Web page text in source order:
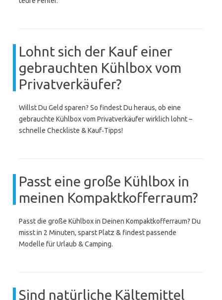
Lohnt sich der Kauf einer
gebrauchten Kühlbox vom
Privatverkäufer?
Willst Du Geld sparen? So findest Du heraus, ob eine
gebrauchte Kühlbox vom Privatverkäufer wirklich lohnt –
schnelle Checkliste & Kauf‑Tipps!
Passt eine große Kühlbox in
meinen Kompaktkofferraum?
Passt die große Kühlbox in Deinen Kompaktkofferraum? Du
misst in 2 Minuten, sparst Platz & findest passende
Modelle für Urlaub & Camping.
Sind natürliche Kältemittel